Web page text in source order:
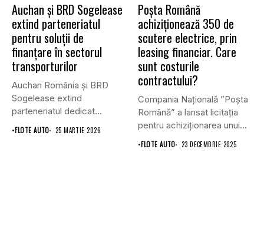
Auchan și BRD Sogelease
extind parteneriatul
pentru soluții de
finanțare în sectorul
transporturilor
Auchan România și BRD
Sogelease extind
parteneriatul dedicat
furnizorilor și companiilor
•FLOTE AUTO 25 MARTIE 2026
Poșta Română
achiziționează 350 de
scutere electrice, prin
leasing financiar. Care
sunt costurile
contractului?
Compania Națională ”Poșta
Română” a lansat licitația
pentru achiziționarea unui
număr de...
•FLOTE AUTO 23 DECEMBRIE 2025